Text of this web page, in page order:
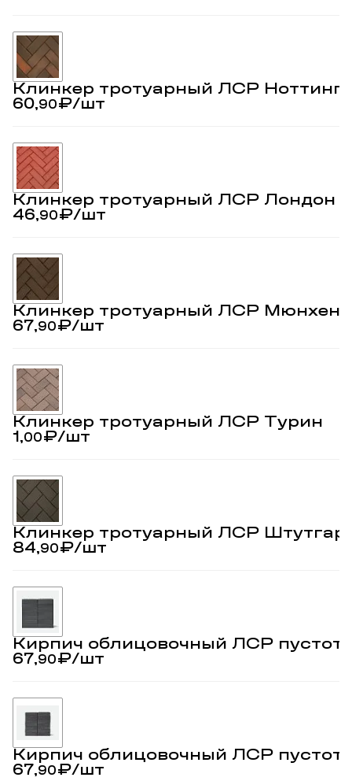
Клинкер тротуарный ЛСР
60,90₽/шт
Клинкер тротуарный ЛСР Лондон
46,90₽/шт
Клинкер тротуарный ЛСР Мюнхен
67,90₽/шт
Клинкер тротуарный ЛСР Турин
1,00₽/шт
Клинкер тротуарный ЛСР
84,90₽/шт
Кирпич облицовочный ЛСР
67,90₽/шт
Кирпич облицовочный ЛСР
67,90₽/шт